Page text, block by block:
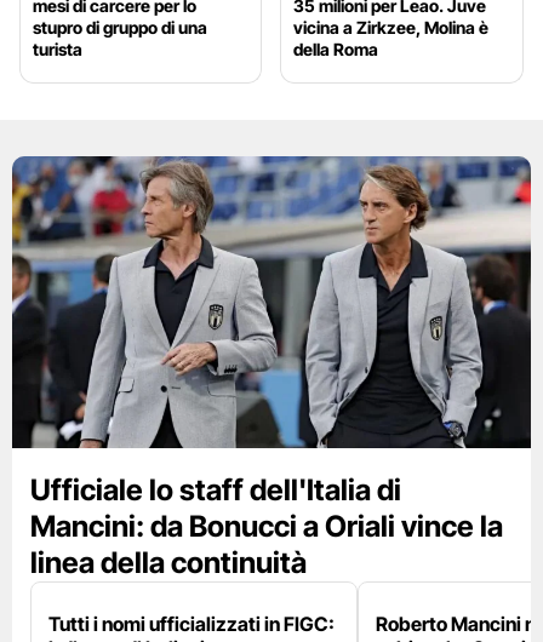
mesi di carcere per lo
stupro di gruppo di una
turista
35 milioni per Leao. Juve
vicina a Zirkzee, Molina è
della Roma
Ufficiale lo staff dell'Italia di
Mancini: da Bonucci a Oriali vince la
linea della continuità
Tutti i nomi ufficializzati in FIGC:
Roberto Mancini